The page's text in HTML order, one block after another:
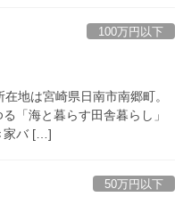
100万円以下
地は宮崎県日南市南郷町。
「海と暮らす田舎暮らし」
家バ […]
50万円以下